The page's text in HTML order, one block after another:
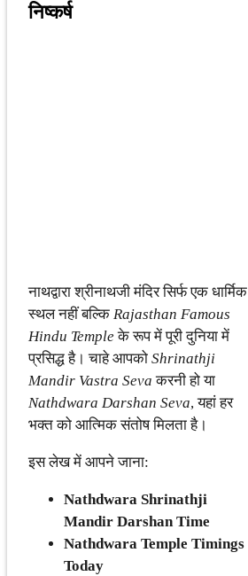
निष्कर्ष
नाथद्वारा श्रीनाथजी मंदिर सिर्फ एक धार्मिक
स्थल नहीं बल्कि Rajasthan Famous
Hindu Temple के रूप में पूरी दुनिया में
प्रसिद्ध है। चाहे आपको Shrinathji
Mandir Vastra Seva करनी हो या
Nathdwara Darshan Seva, यहां हर
भक्त को आत्मिक संतोष मिलता है।
इस लेख में आपने जाना:
Nathdwara Shrinathji
Mandir Darshan Time
Nathdwara Temple Timings
Today